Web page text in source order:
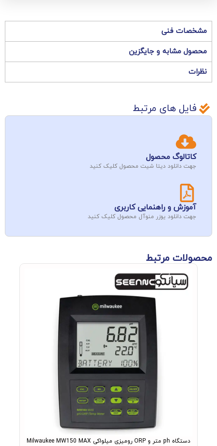
مشخصات فنی
محصول مشابه و جایگزین
نظرات
فایل های مرتبط
کاتالوگ محصول
جهت دانلود دیتا شیت محصول کلیک کنید
آموزش و راهنمایی کاربری
جهت دانلود یوزر منوآل محصول کلیک کنید
محصولات مرتبط
دستگاه ph متر و ORP رومیزی میلواکی Milwaukee MW150 MAX